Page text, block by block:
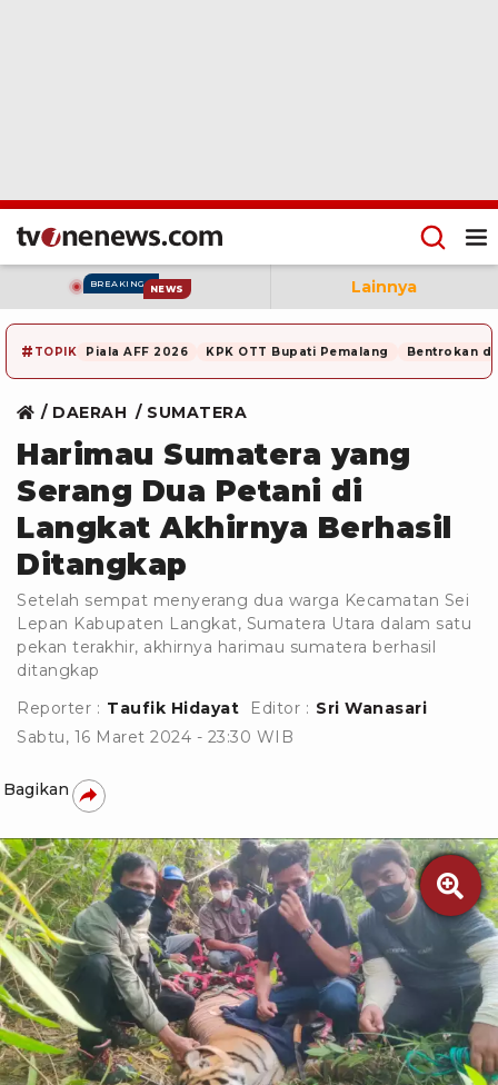
BREAKING NEWS Lainnya
# TOPIK Piala AFF 2026 KPK OTT Bupati Pemalang Bentrokan di
DAERAH SUMATERA
Harimau Sumatera yang
Serang Dua Petani di
Langkat Akhirnya Berhasil
Ditangkap
Setelah sempat menyerang dua warga Kecamatan Sei
Lepan Kabupaten Langkat, Sumatera Utara dalam satu
pekan terakhir, akhirnya harimau sumatera berhasil
ditangkap
Reporter : Taufik Hidayat Editor : Sri Wanasari
Sabtu, 16 Maret 2024 - 23:30 WIB
Bagikan
